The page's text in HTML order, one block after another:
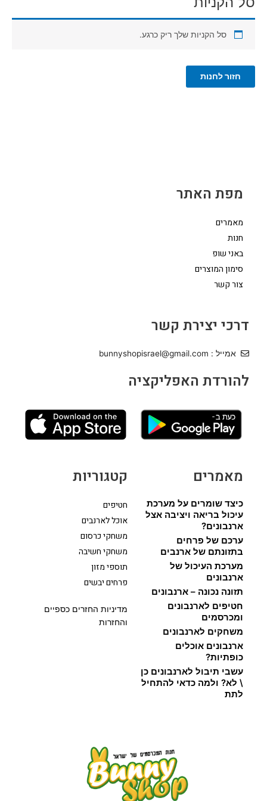
סל הקניות שלך ריק כרגע.
חזור לחנות
קטגוריות
חטיפים
אוכל לארנבים
משחקי כרסום
משחקי חשיבה
תוספי מזון
פרחים יבשים
מדיניות החזרים כספיים
והחזרות
מאמרים
כיצד שומרים על מערכת
עיכול בריאה ויציבה אצל
ארנבונים?
ערכם של פרחים
בתזונתם של ארנבים
מערכת העיכול של
ארנבונים
תזונה נכונה – ארנבונים
חטיפים לארנבונים
ומכרסמים
משחקים לארנבונים
ארנבונים אוכלים
כופתיות?
עשבי תיבול לארנבונים כן
\ לא? ולמה כדאי להתחיל
לתת
דרכי יצירת קשר
אמייל : bunnyshopisrael@gmail.com
להורדת האפליקציה
מפת האתר
מאמרים
חנות
באני שופ
סימון המוצרים
צור קשר